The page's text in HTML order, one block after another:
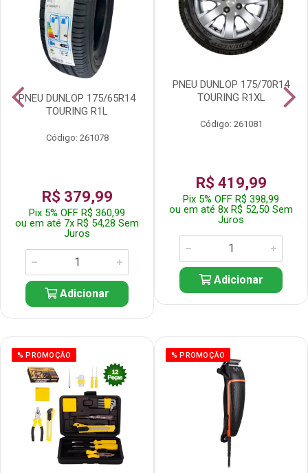
PNEU DUNLOP 175/65R14
TOURING R1L
Código: 261078
R$ 379,99
Pix 5% OFF R$ 360,99
ou em até 7x R$ 54,28 Sem
Juros
Adicionar
PNEU DUNLOP 175/70R14
TOURING R1XL
Código: 261081
R$ 419,99
Pix 5% OFF R$ 398,99
ou em até 8x R$ 52,50 Sem
Juros
Adicionar
% PROMOÇÃO % PROMOÇÃO